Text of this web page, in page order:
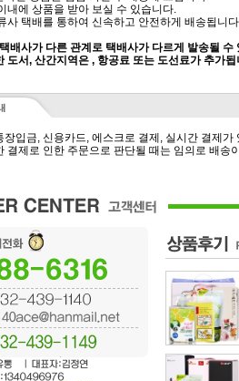
내에 상품을 받아 보실 수 있습니다.
사 택배를 통하여 신속하고 안전하게 배송됩니
배사가 다른 관계로 택배사가 다르게 발송될 수
도서, 산간지역은 , 항공료 또는 도선료가 추가됩
장입금, 신용카드, 에스크로 결제, 실시간 결제가
결제로 인한 주문으로 판단될 때는 임의로 배송